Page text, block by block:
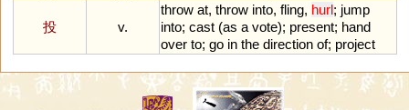
投 v.
throw at, throw into, fling, hurl; jump
into; cast (as a vote); present; hand
over to; go in the direction of; project